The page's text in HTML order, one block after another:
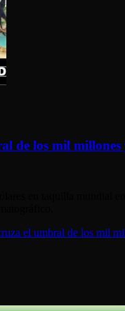
de los mil
el umbral de los mil